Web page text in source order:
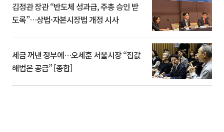
김정관 장관 “반도체 성과급, 주총 승인 받
도록”…상법·자본시장법 개정 시사
세금 꺼낸 정부에…오세훈 서울시장 “집값
해법은 공급” [종합]